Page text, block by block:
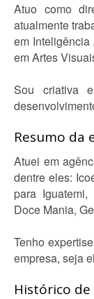
Atuo como
atualmente
em
em Artes
Sou criativa
Resumo da
Atuei em
dentre eles:
para
Doce Mania,
Tenho
empresa, seja
Histórico